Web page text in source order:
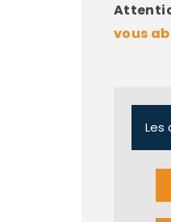
vous
Les